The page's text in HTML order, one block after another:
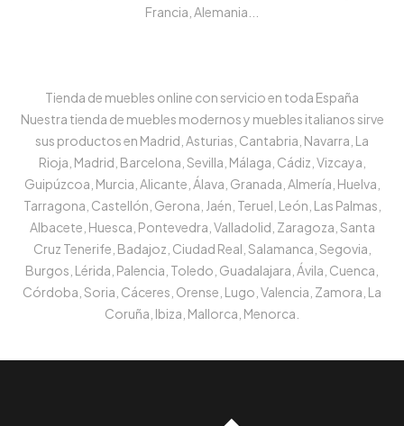
Francia, Alemania...
Tienda de muebles online con servicio en toda España
Nuestra tienda de muebles modernos y muebles italianos sirve
sus productos en Madrid, Asturias, Cantabria, Navarra, La
Rioja, Madrid, Barcelona, Sevilla, Málaga, Cádiz, Vizcaya,
Guipúzcoa, Murcia, Alicante, Álava, Granada, Almería, Huelva,
Tarragona, Castellón, Gerona, Jaén, Teruel, León, Las Palmas,
Albacete, Huesca, Pontevedra, Valladolid, Zaragoza, Santa
Cruz Tenerife, Badajoz, Ciudad Real, Salamanca, Segovia,
Burgos, Lérida, Palencia, Toledo, Guadalajara, Ávila, Cuenca,
Córdoba, Soria, Cáceres, Orense, Lugo, Valencia, Zamora, La
Coruña, Ibiza, Mallorca, Menorca.